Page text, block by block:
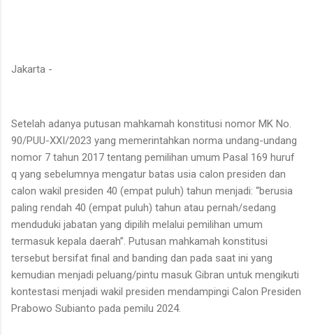
Jakarta -
Setelah adanya putusan mahkamah konstitusi nomor MK No.
90/PUU-XXI/2023 yang memerintahkan norma undang-undang
nomor 7 tahun 2017 tentang pemilihan umum Pasal 169 huruf
q yang sebelumnya mengatur batas usia calon presiden dan
calon wakil presiden 40 (empat puluh) tahun menjadi: “berusia
paling rendah 40 (empat puluh) tahun atau pernah/sedang
menduduki jabatan yang dipilih melalui pemilihan umum
termasuk kepala daerah”. Putusan mahkamah konstitusi
tersebut bersifat final and banding dan pada saat ini yang
kemudian menjadi peluang/pintu masuk Gibran untuk mengikuti
kontestasi menjadi wakil presiden mendampingi Calon Presiden
Prabowo Subianto pada pemilu 2024.